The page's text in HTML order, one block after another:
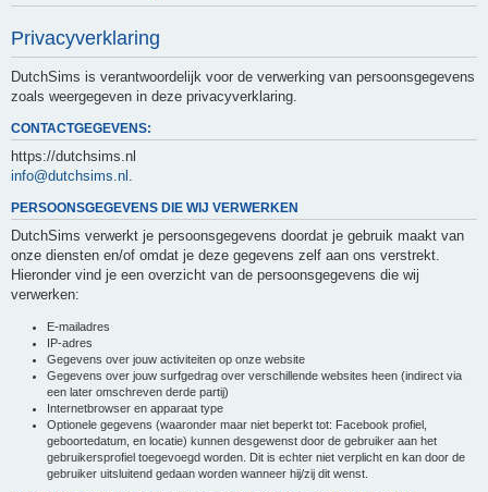
Privacyverklaring
DutchSims is verantwoordelijk voor de verwerking van persoonsgegevens
zoals weergegeven in deze privacyverklaring.
CONTACTGEGEVENS:
https://dutchsims.nl
info@dutchsims.nl
PERSOONSGEGEVENS DIE WIJ VERWERKEN
DutchSims verwerkt je persoonsgegevens doordat je gebruik maakt van
onze diensten en/of omdat je deze gegevens zelf aan ons verstrekt.
Hieronder vind je een overzicht van de persoonsgegevens die wij
verwerken:
E-mailadres
IP-adres
Gegevens over jouw activiteiten op onze website
Gegevens over jouw surfgedrag over verschillende websites heen (indirect via
een later omschreven derde partij)
Internetbrowser en apparaat type
Optionele gegevens (waaronder maar niet beperkt tot: Facebook profiel,
geboortedatum, en locatie) kunnen desgewenst door de gebruiker aan het
gebruikersprofiel toegevoegd worden. Dit is echter niet verplicht en kan door de
gebruiker uitsluitend gedaan worden wanneer hij/zij dit wenst.